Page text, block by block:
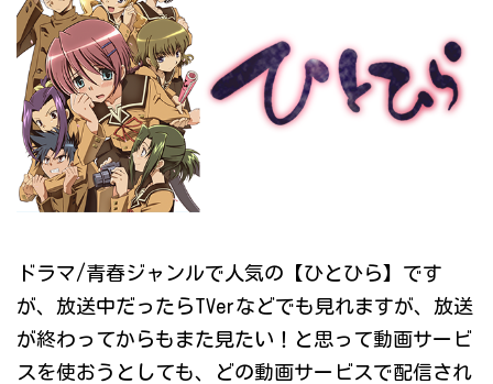
ドラマ/青春ジャンルで人気の【ひとひら】です
が、放送中だったらTVerなどでも見れますが、放送
が終わってからもまた見たい！と思って動画サービ
スを使おうとしても、どの動画サービスで配信され